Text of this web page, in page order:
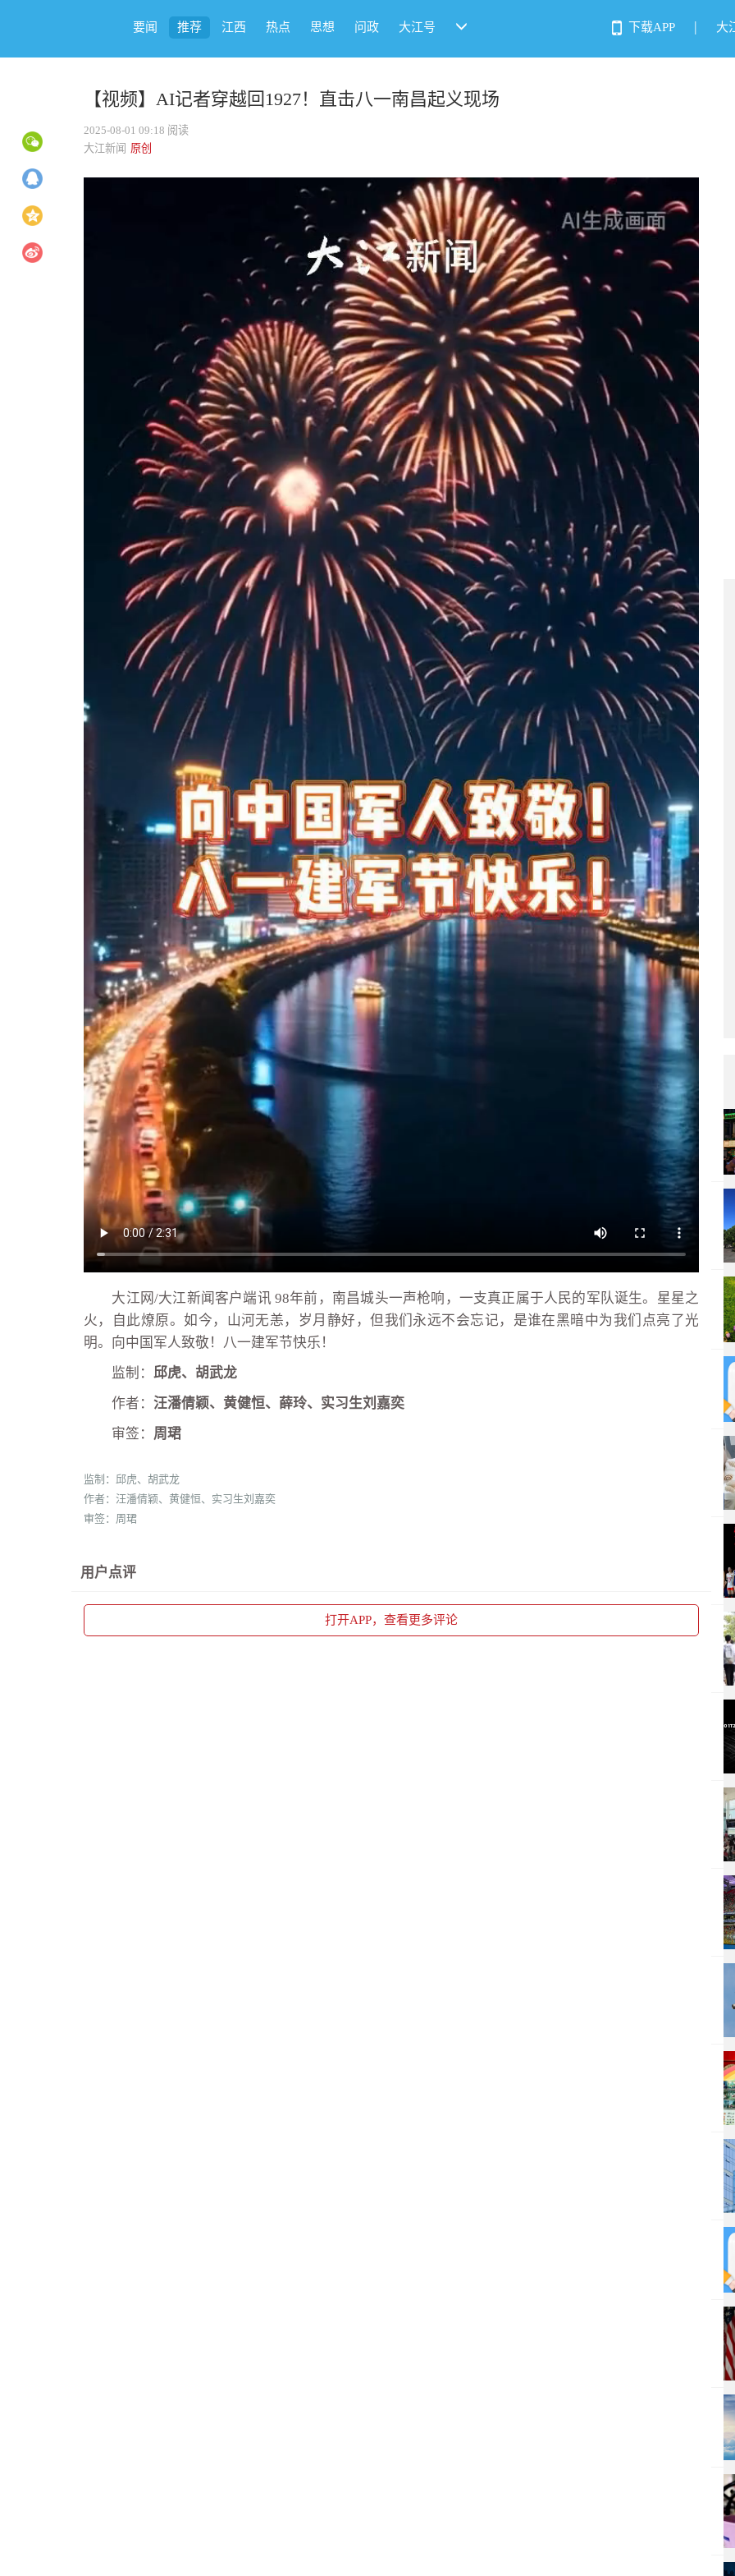
要闻 推荐 江西 热点 思想 问政 大江号 下载APP | 大
【视频】AI记者穿越回1927！直击八一南昌起义现场
2025-08-01 09:18 阅读
大江新闻 原创
大江网/大江新闻客户端讯 98年前，南昌城头一声枪响，一支真正属于人民的军队诞生。星星之
火，自此燎原。如今，山河无恙，岁月静好，但我们永远不会忘记，是谁在黑暗中为我们点亮了光
明。向中国军人致敬！八一建军节快乐！
监制： 邱虎、胡武龙
作者： 汪潘倩颖、黄健恒、薛玲、实习生刘嘉奕
审签： 周珺
监制：邱虎、胡武龙
作者：汪潘倩颖、黄健恒、实习生刘嘉奕
审签：周珺
用户点评
打开APP，查看更多评论